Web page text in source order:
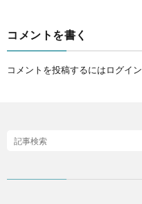
コメントを書く
コメントを投稿するにはログイン